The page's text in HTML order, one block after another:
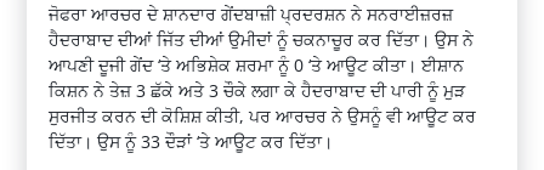
ਜੋਫਰਾ ਆਰਚਰ ਦੇ ਸ਼ਾਨਦਾਰ ਗੇਂਦਬਾਜ਼ੀ ਪ੍ਰਦਰਸ਼ਨ ਨੇ ਸਨਰਾਈਜ਼ਰਜ਼
ਹੈਦਰਾਬਾਦ ਦੀਆਂ ਜਿੱਤ ਦੀਆਂ ਉਮੀਦਾਂ ਨੂੰ ਚਕਨਾਚੂਰ ਕਰ ਦਿੱਤਾ। ਉਸ ਨੇ
ਆਪਣੀ ਦੂਜੀ ਗੇਂਦ ‘ਤੇ ਅਭਿਸ਼ੇਕ ਸ਼ਰਮਾ ਨੂੰ 0 ‘ਤੇ ਆਊਟ ਕੀਤਾ। ਈਸ਼ਾਨ
ਕਿਸ਼ਨ ਨੇ ਤੇਜ਼ 3 ਛੱਕੇ ਅਤੇ 3 ਚੌਕੇ ਲਗਾ ਕੇ ਹੈਦਰਾਬਾਦ ਦੀ ਪਾਰੀ ਨੂੰ ਮੁੜ
ਸੁਰਜੀਤ ਕਰਨ ਦੀ ਕੋਸ਼ਿਸ਼ ਕੀਤੀ, ਪਰ ਆਰਚਰ ਨੇ ਉਸਨੂੰ ਵੀ ਆਊਟ ਕਰ
ਦਿੱਤਾ। ਉਸ ਨੂੰ 33 ਦੌੜਾਂ ‘ਤੇ ਆਊਟ ਕਰ ਦਿੱਤਾ।